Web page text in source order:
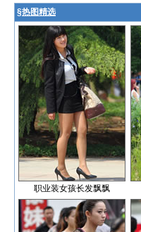
§热图精选
职业装女孩长发飘飘